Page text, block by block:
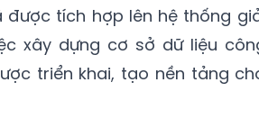
tích hợp lên hệ thống
xây dựng cơ sở dữ liệu
triển khai, tạo nền tảng